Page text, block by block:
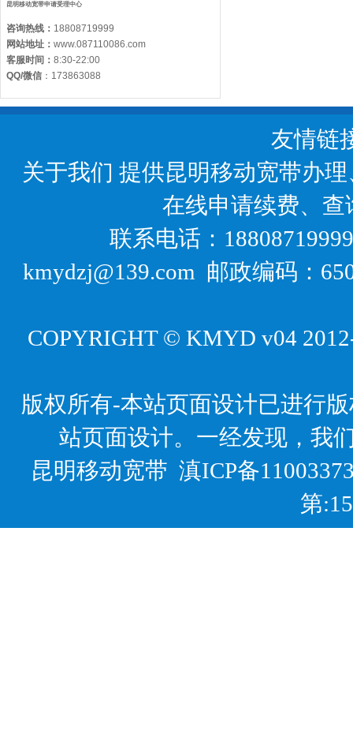
昆明移动宽带申请受理中心
咨询热线： 18808719999
网站地址： www.087110086.com
客服时间： 8:30-22:00
QQ/微信 ： 173863088
友情链
关于我们 提供昆明移动宽带办
在线申请续费、
联系电话：
kmydzj@139.com 邮政编码：
COPYRIGHT © KMYD v04
版权所有-本站页面设计已进行
站页面设计。一经发现，我
昆明移动宽带 滇ICP备
第